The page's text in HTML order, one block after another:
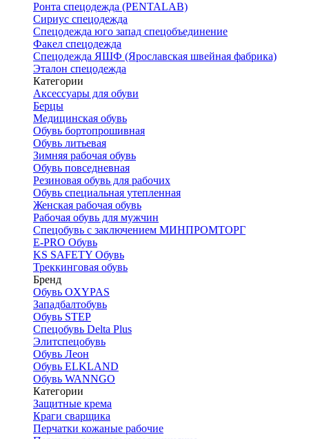
Ронта спецодежда (PENTALAB)
Сириус спецодежда
Спецодежда юго запад спецобъединение
Факел спецодежда
Спецодежда ЯШФ (Ярославская швейная фабрика)
Эталон спецодежда
Категории
Аксессуары для обуви
Берцы
Медицинская обувь
Обувь бортопрошивная
Обувь литьевая
Зимняя рабочая обувь
Обувь повседневная
Резиновая обувь для рабочих
Обувь специальная утепленная
Женская рабочая обувь
Рабочая обувь для мужчин
Спецобувь с заключением МИНПРОМТОРГ
E-PRO Обувь
KS SAFETY Обувь
Треккинговая обувь
Бренд
Обувь OXYPAS
Западбалтобувь
Обувь STEP
Спецобувь Delta Plus
Элитспецобувь
Обувь Леон
Обувь ELKLAND
Обувь WANNGO
Категории
Защитные крема
Краги сварщика
Перчатки кожаные рабочие